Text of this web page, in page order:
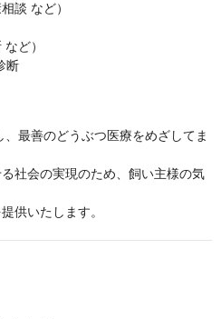
談 など）
ど）
断
最善のどうぶつ医療をめざしてま
社会の実現のため、飼い主様の気
供いたします。